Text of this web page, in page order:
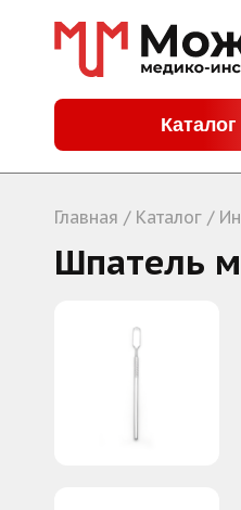
Главная / Каталог /
Шпатель